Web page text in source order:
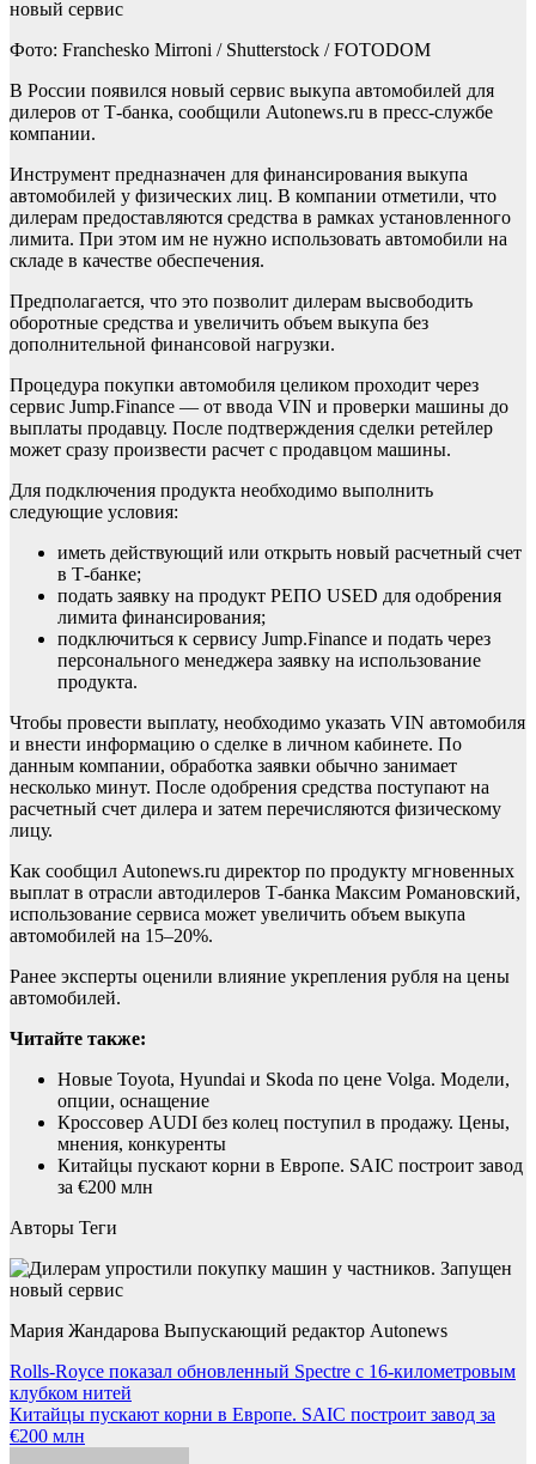
Фото: Franchesko Mirroni / Shutterstock / FOTODOM
В России появился новый сервис выкупа автомобилей для
дилеров от Т-банка, сообщили Autonews.ru в пресс-службе
компании.
Инструмент предназначен для финансирования выкупа
автомобилей у физических лиц. В компании отметили, что
дилерам предоставляются средства в рамках установленного
лимита. При этом им не нужно использовать автомобили на
складе в качестве обеспечения.
Предполагается, что это позволит дилерам высвободить
оборотные средства и увеличить объем выкупа без
дополнительной финансовой нагрузки.
Процедура покупки автомобиля целиком проходит через
сервис Jump.Finance — от ввода VIN и проверки машины до
выплаты продавцу. После подтверждения сделки ретейлер
может сразу произвести расчет с продавцом машины.
Для подключения продукта необходимо выполнить
следующие условия:
иметь действующий или открыть новый расчетный счет
в Т-банке;
подать заявку на продукт РЕПО USED для одобрения
лимита финансирования;
подключиться к сервису Jump.Finance и подать через
персонального менеджера заявку на использование
продукта.
Чтобы провести выплату, необходимо указать VIN автомобиля
и внести информацию о сделке в личном кабинете. По
данным компании, обработка заявки обычно занимает
несколько минут. После одобрения средства поступают на
расчетный счет дилера и затем перечисляются физическому
лицу.
Как сообщил Autonews.ru директор по продукту мгновенных
выплат в отрасли автодилеров Т-банка Максим Романовский,
использование сервиса может увеличить объем выкупа
автомобилей на 15–20%.
Ранее эксперты оценили влияние укрепления рубля на цены
автомобилей.
Читайте также:
Новые Toyota, Hyundai и Skoda по цене Volga. Модели,
опции, оснащение
Кроссовер AUDI без колец поступил в продажу. Цены,
мнения, конкуренты
Китайцы пускают корни в Европе. SAIC построит завод
за €200 млн
Авторы Теги
Мария Жандарова Выпускающий редактор Autonews
Навигация
по
записям
Rolls-Royce показал обновленный Spectre с 16-километровым
клубком нитей
Китайцы пускают корни в Европе. SAIC построит завод за
€200 млн